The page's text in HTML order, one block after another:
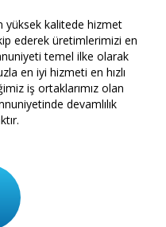
yüksek kalitede hizmet
ederek üretimlerimizi en
temel ilke olarak
en iyi hizmeti en hızlı
iş ortaklarımız olan
devamlılık